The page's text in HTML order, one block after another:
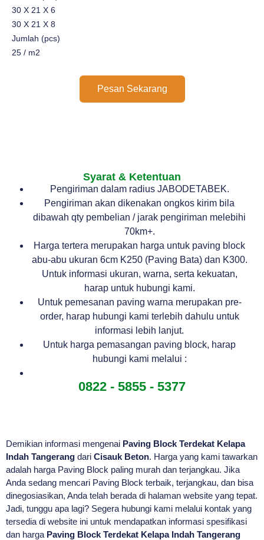
30 X 21 X 6
30 X 21 X 8
Jumlah (pcs)
25 / m2
Pesan Sekarang
Syarat & Ketentuan
Pengiriman dalam radius JABODETABEK.
Pengiriman akan dikenakan ongkos kirim bila
dibawah qty pembelian / jarak pengiriman melebihi
70km+.
Harga tertera merupakan harga untuk paving block
abu-abu ukuran 6cm K250 (Paving Bata) dan K300.
Untuk informasi ukuran, warna, serta kekuatan,
harap untuk hubungi kami.
Untuk pemesanan paving warna merupakan pre-
order, harap hubungi kami terlebih dahulu untuk
informasi lebih lanjut.
Untuk harga pemasangan paving block, harap
hubungi kami melalui :
0822 - 5855 - 5377
Demikian informasi mengenai Paving Block Terdekat Kelapa
Indah Tangerang dari Cisauk Beton. Harga yang kami tawarkan
adalah harga Paving Block paling murah dan terjangkau. Jika
Anda sedang mencari Paving Block terbaik, terjangkau, dan bisa
dinegosiasikan, Anda telah berada di halaman website yang tepat.
Jadi, tunggu apa lagi? Segera hubungi kami melalui kontak yang
tersedia di website ini untuk mendapatkan informasi spesifikasi
dan harga Paving Block Terdekat Kelapa Indah Tangerang